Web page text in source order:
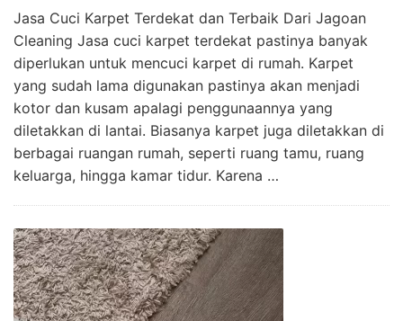
Jasa Cuci Karpet Terdekat dan Terbaik Dari Jagoan
Cleaning Jasa cuci karpet terdekat pastinya banyak
diperlukan untuk mencuci karpet di rumah. Karpet
yang sudah lama digunakan pastinya akan menjadi
kotor dan kusam apalagi penggunaannya yang
diletakkan di lantai. Biasanya karpet juga diletakkan di
berbagai ruangan rumah, seperti ruang tamu, ruang
keluarga, hingga kamar tidur. Karena …